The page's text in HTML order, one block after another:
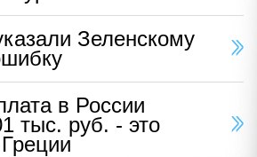
Зеленскому
в России
тыс. руб. - это